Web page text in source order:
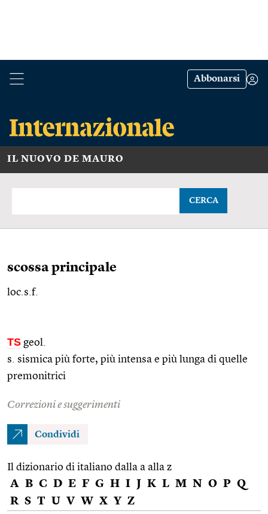
Abbonarsi
IL NUOVO DE MAURO
CERCA
scossa principale
loc.s.f.
TS geol.
s. sismica più forte, più intensa e più lunga di quelle
premonitrici
Correzioni e suggerimenti
Condividi
Il dizionario di italiano dalla a alla z
A B C D E F G H I J K L M N O P Q
R S T U V W X Y Z